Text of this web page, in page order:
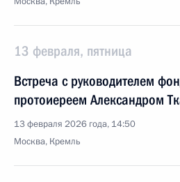
13 февраля, пятница
Встреча с руководителем
протоиереем Александром
13 февраля 2026 года, 14:50
Москва, Кремль